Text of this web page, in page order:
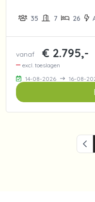
35 7 26
vanaf € 2.795,-
excl. toeslagen
14-08-2026
16-08-